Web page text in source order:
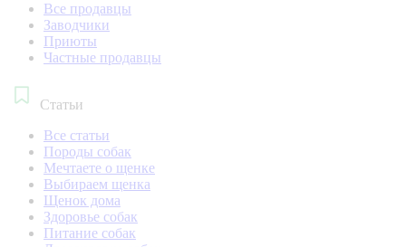
Все продавцы
Заводчики
Приюты
Частные продавцы
Статьи
Все статьи
Породы собак
Мечтаете о щенке
Выбираем щенка
Щенок дома
Здоровье собак
Питание собак